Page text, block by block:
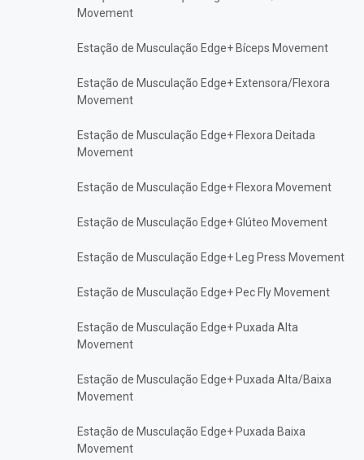
Movement
Estação de Musculação Edge+ Bíceps Movement
Estação de Musculação Edge+ Extensora/Flexora
Movement
Estação de Musculação Edge+ Flexora Deitada
Movement
Estação de Musculação Edge+ Flexora Movement
Estação de Musculação Edge+ Glúteo Movement
Estação de Musculação Edge+ Leg Press Movement
Estação de Musculação Edge+ Pec Fly Movement
Estação de Musculação Edge+ Puxada Alta
Movement
Estação de Musculação Edge+ Puxada Alta/Baixa
Movement
Estação de Musculação Edge+ Puxada Baixa
Movement